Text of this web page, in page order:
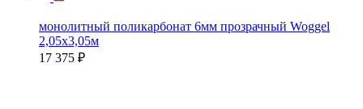
монолитный поликарбонат 6мм прозрачный Woggel
2,05х3,05м
17 375 ₽